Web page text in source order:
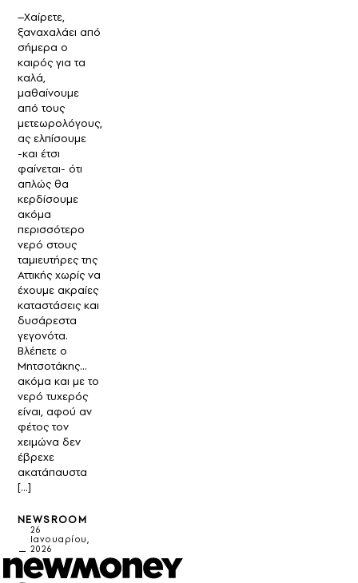
–Χαίρετε,
ξαναχαλάει από
σήμερα ο
καιρός για τα
καλά,
μαθαίνουμε
από τους
μετεωρολόγους,
ας ελπίσουμε
-και έτσι
φαίνεται- ότι
απλώς θα
κερδίσουμε
ακόμα
περισσότερο
νερό στους
ταμιευτήρες της
Αττικής χωρίς να
έχουμε ακραίες
καταστάσεις και
δυσάρεστα
γεγονότα.
Βλέπετε ο
Μητσοτάκης…
ακόμα και με το
νερό τυχερός
είναι, αφού αν
φέτος τον
χειμώνα δεν
έβρεχε
ακατάπαυστα
[…]
NEWSROOM
26
Ιανουαρίου,
2026